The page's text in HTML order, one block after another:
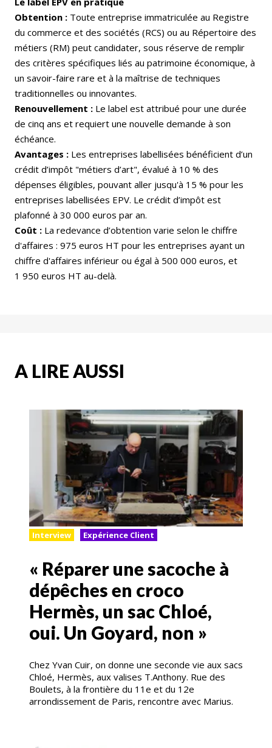
Obtention : Toute entreprise immatriculée au Registre
du commerce et des sociétés (RCS) ou au Répertoire des
métiers (RM) peut candidater, sous réserve de remplir
des critères spécifiques liés au patrimoine économique, à
un savoir-faire rare et à la maîtrise de techniques
traditionnelles ou innovantes.
Renouvellement : Le label est attribué pour une durée
de cinq ans et requiert une nouvelle demande à son
échéance.
Avantages : Les entreprises labellisées bénéficient d’un
crédit d’impôt "métiers d’art", évalué à 10 % des
dépenses éligibles, pouvant aller jusqu'à 15 % pour les
entreprises labellisées EPV. Le crédit d’impôt est
plafonné à 30 000 euros par an.
Coût : La redevance d’obtention varie selon le chiffre
d'affaires : 975 euros HT pour les entreprises ayant un
chiffre d'affaires inférieur ou égal à 500 000 euros, et
1 950 euros HT au-delà.
A LIRE AUSSI
Interview Expérience Client
« Réparer une sacoche à
dépêches en croco
Hermès, un sac Chloé,
oui. Un Goyard, non »
Chez Yvan Cuir, on donne une seconde vie aux sacs
Chloé, Hermès, aux valises T.Anthony. Rue des
Boulets, à la frontière du 11e et du 12e
arrondissement de Paris, rencontre avec Marius.